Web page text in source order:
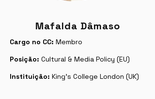
Mafalda Dâmaso
Cargo no CC: Membro
Posição: Cultural & Media Policy (EU)
Instituição: King's College London (UK)